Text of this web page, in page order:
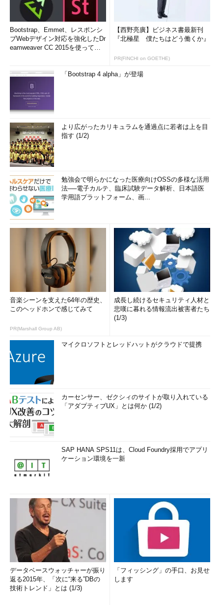
Bootstrap、Emmet、レスポンシ
ブWebデザイン対応を強化したDr
eamweaver CC 2015を使って
【西野亮廣】ビジネス書最新刊
『北極星 僕たちはどう働くか』
PR(FINCHI on GOETHE)
「Bootstrap 4 alpha」が登場
より広がったカリキュラムを通過点に若者は上を目
指す (1/2)
勉強会で明らかになった医療向けOSSの多様な活用
法──電子カルテ、臨床試験データ解析、日本語医
学用語プラットフォーム、画...
音楽シーンを支えた64年の歴史、
このヘッドホンで感じてみて
PR(Marshall Group AB)
成長し続けるセキュリティ人材と
悲嘆に暮れる情報流出被害者たち
(1/3)
マイクロソフトとレッドハットがクラウドで提携
カーセンサー、ゼクシィのサイトが取り入れている
「アダプティブUX」とは何か (1/2)
SAP HANA SPS11は、Cloud Foundry採用でアプリ
ケーション環境を一新
データベースウォッチャーが振り
返る2015年、「次に“来る”DBの
技術トレンド」とは (1/3)
「フィッシング」の手口、お見せ
します